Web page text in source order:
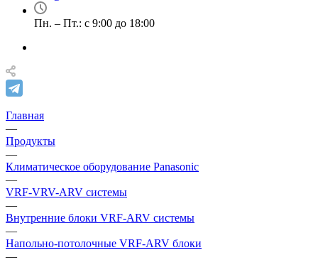
Пн. – Пт.: с 9:00 до 18:00
Главная
—
Продукты
—
Климатическое оборудование Panasonic
—
VRF-VRV-ARV системы
—
Внутренние блоки VRF-ARV системы
—
Напольно-потолочные VRF-ARV блоки
—